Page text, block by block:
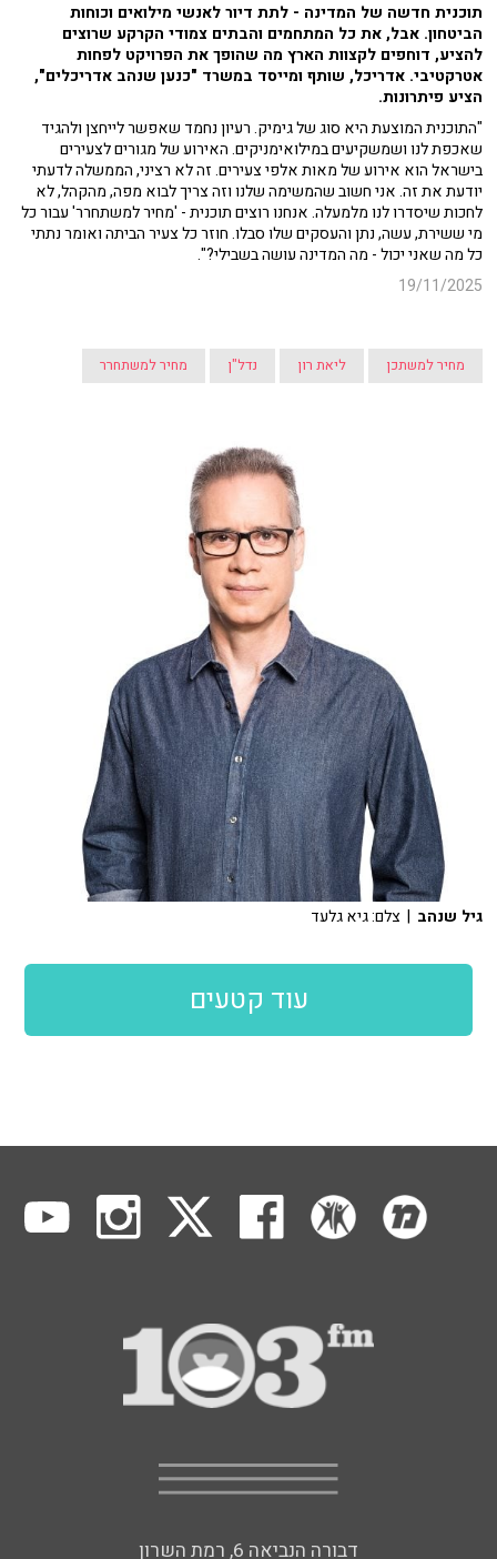
תוכנית חדשה של המדינה - לתת דיור לאנשי מילואים וכוחות
הביטחון. אבל, את כל המתחמים והבתים צמודי הקרקע שרוצים
להציע, דוחפים לקצוות הארץ מה שהופך את הפרויקט לפחות
אטרקטיבי. אדריכל, שותף ומייסד במשרד "כנען שנהב אדריכלים",
הציע פיתרונות.
"התוכנית המוצעת היא סוג של גימיק. רעיון נחמד שאפשר לייחצן ולהגיד
שאכפת לנו ושמשקיעים במילואימניקים. האירוע של מגורים לצעירים
בישראל הוא אירוע של מאות אלפי צעירים. זה לא רציני, הממשלה לדעתי
יודעת את זה. אני חשוב שהמשימה שלנו וזה צריך לבוא מפה, מהקהל, לא
לחכות שיסדרו לנו מלמעלה. אנחנו רוצים תוכנית - 'מחיר למשתחרר' עבור כל
מי ששירת, עשה, נתן והעסקים שלו סבלו. חוזר כל צעיר הביתה ואומר נתתי
כל מה שאני יכול - מה המדינה עושה בשבילי?".
19/11/2025
מחיר למשתכן ליאת רון נדל"ן מחיר למשתחרר
גיל שנהב | צלם: גיא גלעד
עוד קטעים
דבורה הנביאה 6, רמת השרון